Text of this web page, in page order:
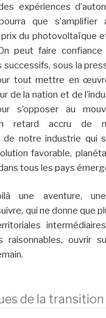
expériences
que s’amplifier
du photovoltaïque
peut faire
sous la
tout mettre en
de la nation et de
s’opposer au
retard accru de
notre industrie qui
favorable,
tous les pays
une aventure,
qui ne donne que
raisonnables, ouvrir
de la transition